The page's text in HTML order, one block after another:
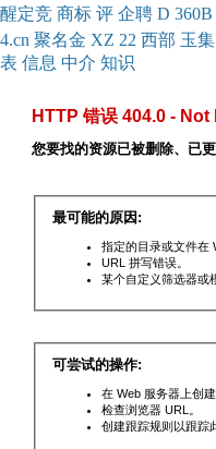
醒定竞 商标 评 企聘 D 360B
4.cn 聚名金 XZ 22 西部 玉集
表 信息 中介 知识